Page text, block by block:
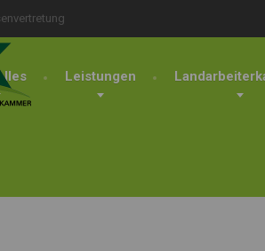
Leistungen